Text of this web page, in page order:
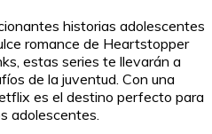
historias adolescentes
romance de Heartstopper
estas series te llevarán a
de la juventud. Con una
es el destino perfecto para
adolescentes.